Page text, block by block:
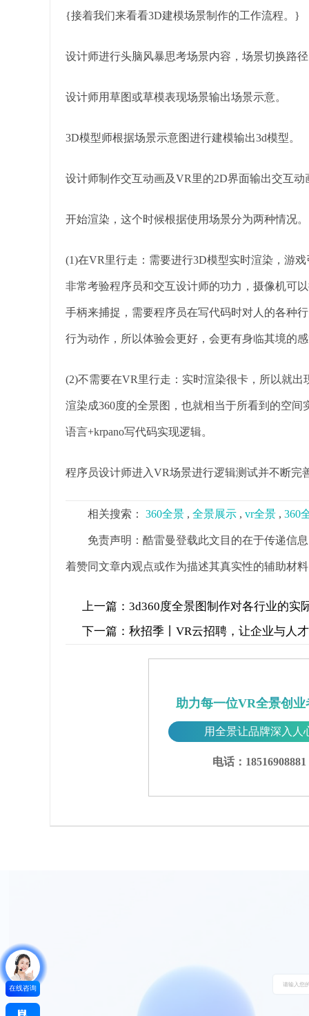
{接着我们来看看3D建模场景制作的工作流程。}
设计师进行头脑风暴思考场景内容，场景切换路
设计师用草图或草模表现场景输出场景示意。
3D模型师根据场景示意图进行建模输出3d模型。
设计师制作交互动画及VR里的2D界面输出交互动
开始渲染，这个时候根据使用场景分为两种情况。
(1)在VR里行走：需要进行3D模型实时渲染，游
非常考验程序员和交互设计师的功力，摄像机可
手柄来捕捉，需要程序员在写代码时对人的各种
行为动作，所以体验会更好，会更有身临其境的
(2)不需要在VR里行走：实时渲染很卡，所以就
渲染成360度的全景图，也就相当于所看到的空
语言+krpano写代码实现逻辑。
程序员设计师进入VR场景进行逻辑测试并不断完
相关搜索： 360全景 , 全景展示 , vr全景 , 360
免责声明：酷雷曼登载此文目的在于传递信
着赞同文章内观点或作为描述其真实性的辅助材
上一篇： 3d360度全景图制作对各行业的实
下一篇： 秋招季丨VR云招聘，让企业与人
助力每一位VR全景创业
用全景让品牌深入人
电话：18516908881
在线咨询